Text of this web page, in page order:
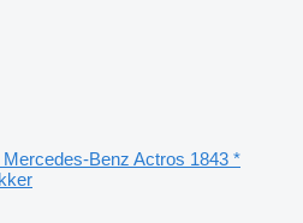
Mercedes-Benz Actros 1843 *